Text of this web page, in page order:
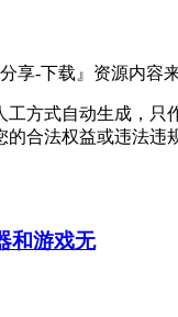
分享-下载』资源内容
方式自动生成，
合法权益或违法
和游戏无